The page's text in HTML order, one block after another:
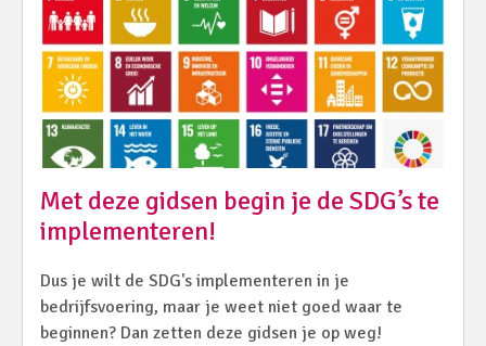
Met deze gidsen begin je de SDG’s te
implementeren!
Dus je wilt de SDG's implementeren in je
bedrijfsvoering, maar je weet niet goed waar te
beginnen? Dan zetten deze gidsen je op weg!